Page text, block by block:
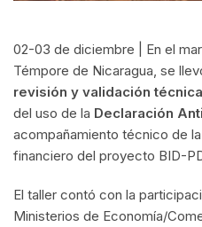
02-03 de diciembre | En el
Témpore de Nicaragua, se
revisión y validación
del uso de la Declaración
acompañamiento técnico de
financiero del proyecto BID-
El taller contó con la
Ministerios de Economía/